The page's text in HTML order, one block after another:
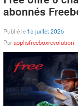
abonnés
Publié le 15 juillet 2025
Par applisfreeboxrevolution